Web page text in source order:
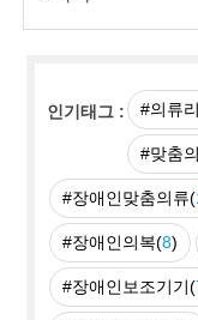
인기태그 : #의류
#맞춤
#장애인맞춤의류(
#장애인의복(8)
#장애인보조기기(